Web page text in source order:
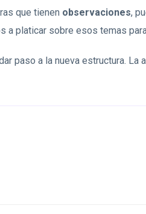
que tienen observaciones,
a platicar sobre esos temas
paso a la nueva estructura. La